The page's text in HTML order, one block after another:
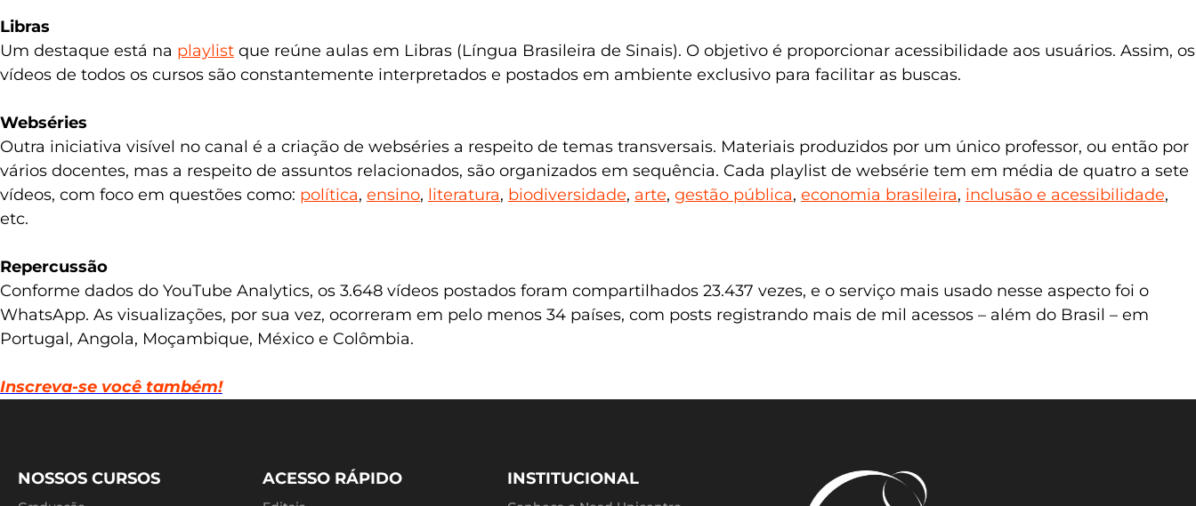
Libras
Um destaque está na playlist que reúne aulas em Libras (Língua Brasileira de Sinais). O objetivo é proporcionar acessibilidade aos usuários. Assim, os
vídeos de todos os cursos são constantemente interpretados e postados em ambiente exclusivo para facilitar as buscas.
Webséries
Outra iniciativa visível no canal é a criação de webséries a respeito de temas transversais. Materiais produzidos por um único professor, ou então por
vários docentes, mas a respeito de assuntos relacionados, são organizados em sequência. Cada playlist de websérie tem em média de quatro a sete
vídeos, com foco em questões como: política, ensino, literatura, biodiversidade, arte, gestão pública, economia brasileira, inclusão e acessibilidade,
etc.
Repercussão
Conforme dados do YouTube Analytics, os 3.648 vídeos postados foram compartilhados 23.437 vezes, e o serviço mais usado nesse aspecto foi o
WhatsApp. As visualizações, por sua vez, ocorreram em pelo menos 34 países, com posts registrando mais de mil acessos – além do Brasil – em
Portugal, Angola, Moçambique, México e Colômbia.
Inscreva-se você também!
NOSSOS CURSOS ACESSO RÁPIDO INSTITUCIONAL